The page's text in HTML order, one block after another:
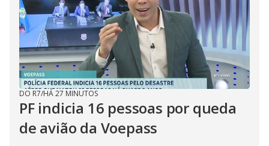
DO R7/HÁ 27 MINUTOS
PF indicia 16 pessoas por queda
de avião da Voepass